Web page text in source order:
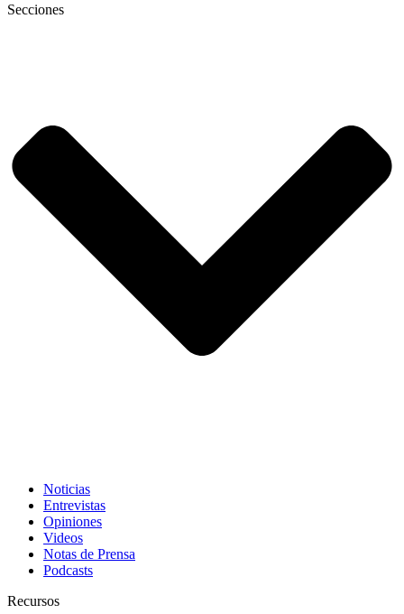
Secciones
Noticias
Entrevistas
Opiniones
Videos
Notas de Prensa
Podcasts
Recursos